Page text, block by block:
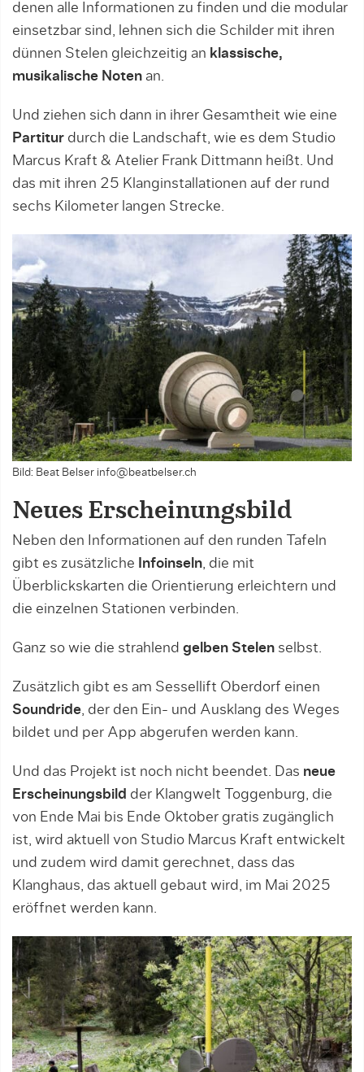
denen alle Informationen zu finden und die modular
einsetzbar sind, lehnen sich die Schilder mit ihren
dünnen Stelen gleichzeitig an klassische,
musikalische Noten an.
Und ziehen sich dann in ihrer Gesamtheit wie eine
Partitur durch die Landschaft, wie es dem Studio
Marcus Kraft & Atelier Frank Dittmann heißt. Und
das mit ihren 25 Klanginstallationen auf der rund
sechs Kilometer langen Strecke.
Bild: Beat Belser info@beatbelser.ch
Neues Erscheinungsbild
Neben den Informationen auf den runden Tafeln
gibt es zusätzliche
Infoinseln, die mit
Überblickskarten die Orientierung erleichtern und
die einzelnen Stationen verbinden.
Ganz so wie die strahlend gelben Stelen selbst.
Zusätzlich gibt es am Sessellift Oberdorf einen
Soundride, der den Ein- und Ausklang des Weges
bildet und per App abgerufen werden kann.
Und das Projekt ist noch nicht beendet. Das neue
Erscheinungsbild der Klangwelt Toggenburg, die
von Ende Mai bis Ende Oktober gratis zugänglich
ist, wird aktuell von Studio Marcus Kraft entwickelt
und zudem wird damit gerechnet, dass das
Klanghaus, das aktuell gebaut wird, im Mai 2025
eröffnet werden kann.